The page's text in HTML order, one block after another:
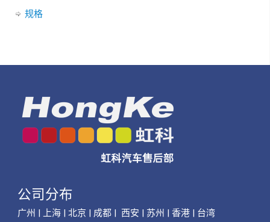
规格
公司分布
广州 | 上海 | 北京 | 成都 | 西安 | 苏州 | 香港 | 台湾